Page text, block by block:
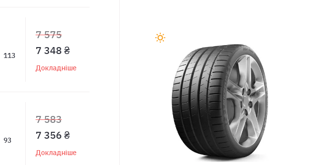
113
7 575
7 348 ₴
Докладніше
93
7 583
7 356 ₴
Докладніше